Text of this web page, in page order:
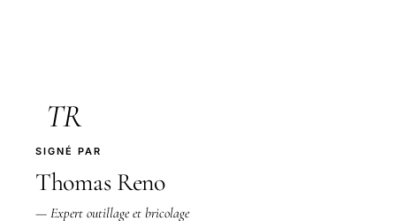
TR
SIGNÉ PAR
Thomas Reno
— Expert outillage et bricolage